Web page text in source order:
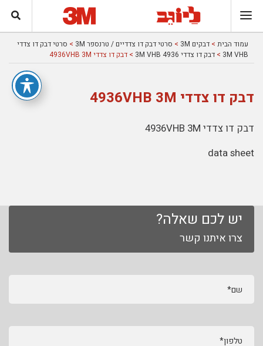
עמוד הבית > דבקים 3M > סרטי דבק דו צדדיים / טרנספר 3M > סרטי דבק דו צדדי
3M VHB
> דבק דו צדדי 4936 3M VHB > דבק דו צדדי 4936VHB 3M
דבק דו צדדי 4936VHB 3M
דבק דו צדדי 4936VHB 3M
data sheet
יש לכם שאלה?
צרו איתנו קשר
שם*
טלפון*